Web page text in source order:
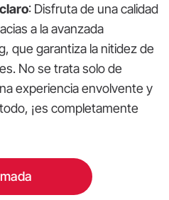
claro: Disfruta de una calidad
a la avanzada
que garantiza la nitidez de
No se trata solo de
experiencia envolvente y
¡es completamente